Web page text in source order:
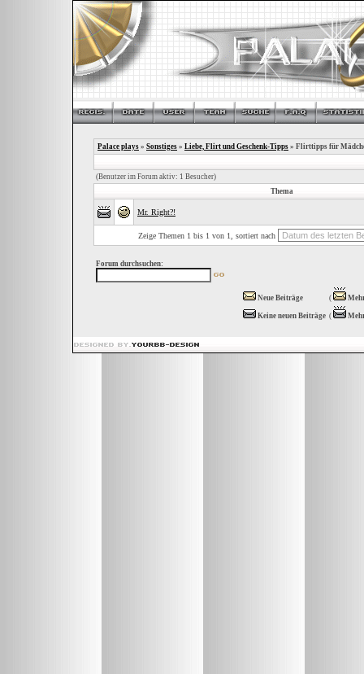
Palace plays » Sonstiges » Liebe, Flirt und Geschenk-Tipps » Flirttipps für
(Benutzer im Forum aktiv: 1 Besucher)
Thema
Mr. Right?!
Zeige Themen 1 bis 1 von 1, sortiert nach
Forum durchsuchen:
Neue Beiträge (
Keine neuen Beiträge (